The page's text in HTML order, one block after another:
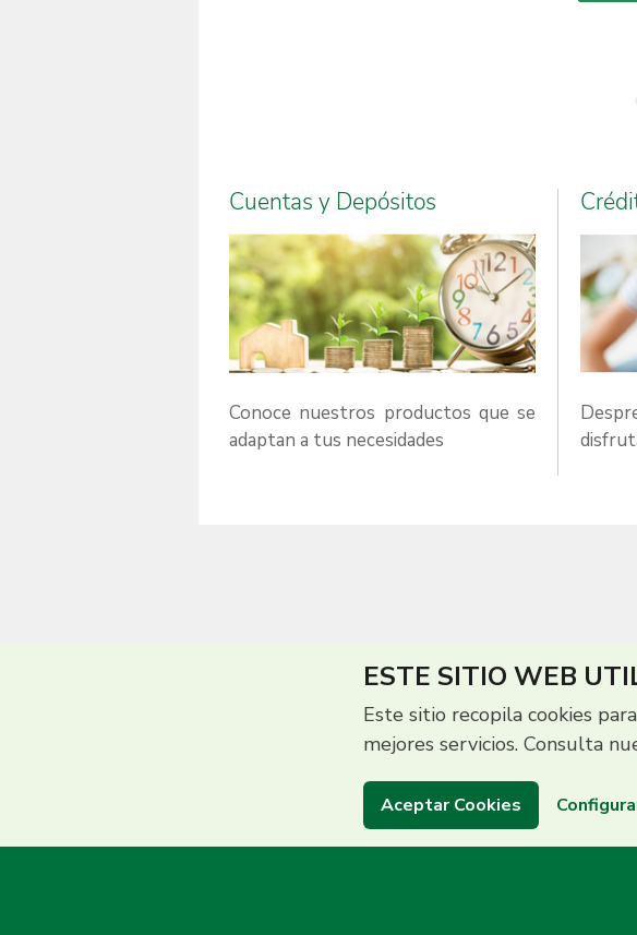
Cuentas y Depósitos
Conoce nuestros productos que se
adaptan a tus necesidades
Centro de Contacto
(503) 2513 5000
ESTE SITIO WEB
Este sitio recopila cookies
mejores servicios. Consulta
Aceptar Cookies